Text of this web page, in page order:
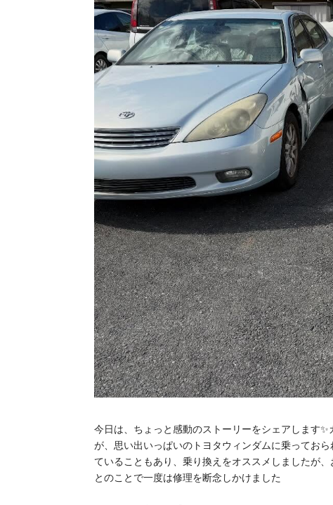
今日は、ちょっと感動のストーリーをシェアします
が、思い出いっぱいのトヨタウィンダムに乗ってお
ていることもあり、乗り換えをオススメしましたが
とのことで一度は修理を断念しかけました